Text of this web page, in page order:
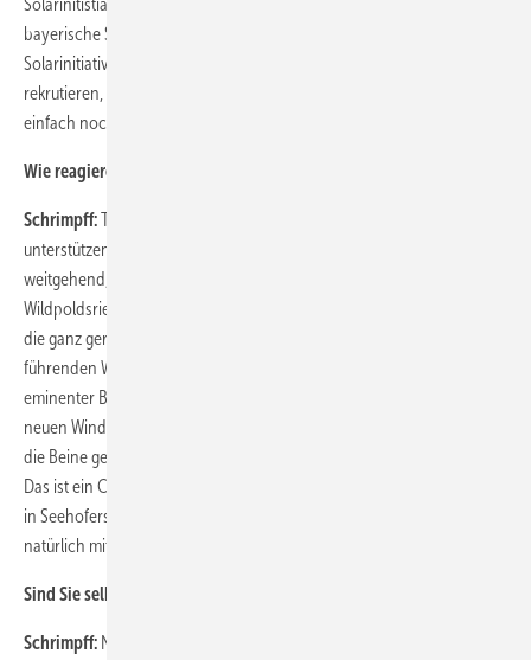
bayerische Solarinitiativen, und wenn wir davon ausgehen, dass jede
Solarinitiative einen 1000-der Eurobetrag aus ihren Mitgliedern
rekrutieren, haben wir die 100.000 schnell beisammen. Wir sammeln
einfach noch.
Wie reagieren die bayerischen Kommunen auf Sie?
Schrimpff:Teilweise sind die sehr froh. Viele bayerische Kommunen
unterstützen uns. Deswegen hat ja der Seehofer zurückgerudert,
weitgehend, da ja eine Menge von CSUlern auch dagegen sind. Mit
Wildpoldsried bei Kempten zum Beispiel vertreten wir eine Kommune,
die ganz gerne weiter bauen würde. Wildpoldrsried ist eine der
führenden Windkraftkommunen in Bayern. Der Bürgermeister ist ein
eminenter Befürworter der Windkraft und er hat ein Projekt von elf
neuen Windenergieanlagen zusammen mit Nachbarkommunen auf
die Beine gebracht – und es wird nun verhindert. Man stelle sich vor:
Das ist ein CSU-Bürgermeister, nicht ein grüner Spinner. Da brodelt es
in Seehofers eigener Partei und das nutzen wir bei der Gelegenheit
natürlich mit aus.
Sind Sie selbst Projektier?
Schrimpff: Nein. Ich bin jahrelang erster Sprecher der bayerischen